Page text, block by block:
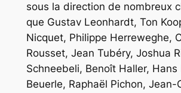
sous la direction de nombreux
que Gustav Leonhardt, Ton
Nicquet, Philippe Herreweghe,
Rousset, Jean Tubéry, Joshua
Schneebeli, Benoît Haller, Hans
Beuerle, Raphaël Pichon, Jean-